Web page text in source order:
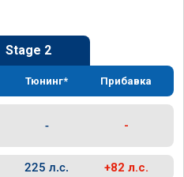
Stage 2
Тюнинг* Прибавка
- -
225 л.с. +82 л.с.